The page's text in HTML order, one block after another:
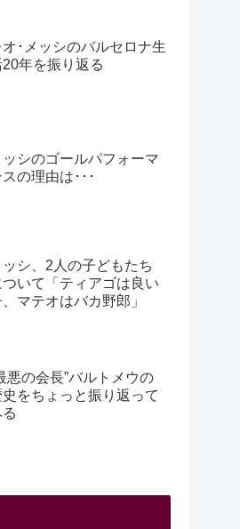
オ･メッシのバルセロナ生
年を振り返る
ッシのゴールパフォーマ
スの理由は･･･
ッシ、2人の子どもたち
ついて「ティアゴは良い
マテオはバカ野郎」
悪の会長”バルトメウの
史をちょっと振り返って